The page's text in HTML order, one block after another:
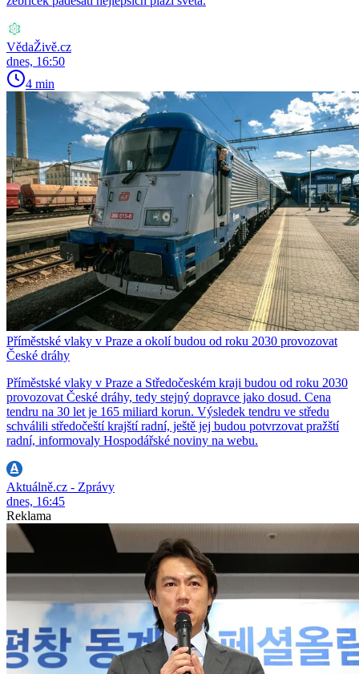
VědaŽivě.cz
dnes, 16:50
4 min
Příměstské vlaky v Praze a okolí budou od roku 2030 provozovat
České dráhy
Příměstské vlaky v Praze a Středočeském kraji budou od roku 2030
provozovat České dráhy, tedy stejný dopravce jako dosud. Cena
tendru na 30 let je 165 miliard korun. Výsledek tendru ve středu
schválili středočeští krajští radní, ještě jej budou potvrzovat pražští
radní, informovaly Hospodářské noviny na webu.
Aktuálně.cz - Zprávy
dnes, 16:45
Reklama